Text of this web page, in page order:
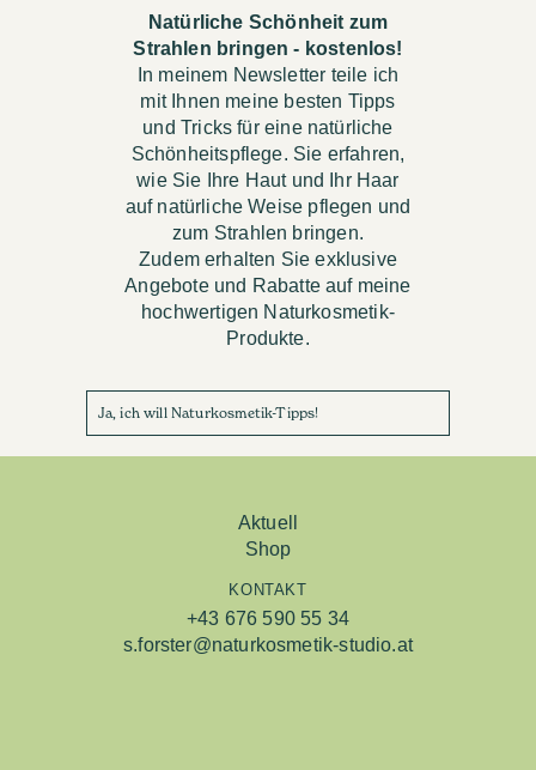
Natürliche Schönheit zum
Strahlen bringen - kostenlos!
In meinem Newsletter teile ich
mit Ihnen meine besten Tipps
und Tricks für eine natürliche
Schönheitspflege. Sie erfahren,
wie Sie Ihre Haut und Ihr Haar
auf natürliche Weise pflegen und
zum Strahlen bringen.
Zudem erhalten Sie exklusive
Angebote und Rabatte auf meine
hochwertigen Naturkosmetik-
Produkte.
Ja, ich will Naturkosmetik-Tipps!
Aktuell
Shop
KONTAKT
+43 676 590 55 34
s.forster@naturkosmetik-studio.at